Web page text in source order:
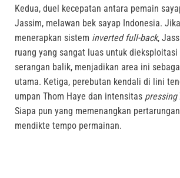
Kedua, duel kecepatan antara pemain
Jassim, melawan bek sayap Indonesia.
menerapkan sistem inverted full-back,
ruang yang sangat luas untuk dieksploitasi
serangan balik, menjadikan area ini
utama. Ketiga, perebutan kendali di lini
umpan Thom Haye dan intensitas pressing
Siapa pun yang memenangkan
mendikte tempo permainan.